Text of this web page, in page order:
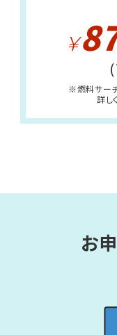
￥
※燃料サー
詳し
お